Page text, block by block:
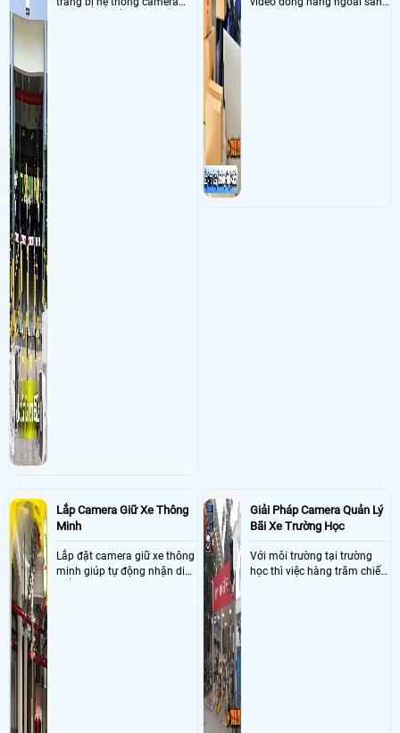
Lắp Camera Giữ Xe Thông
Minh
Lắp đặt camera giữ xe thông
minh giúp tự động nhận diện
Giải Pháp Camera Quản Lý
Bãi Xe Trường Học
Với môi trường tại trường
học thì việc hàng trăm chiếc